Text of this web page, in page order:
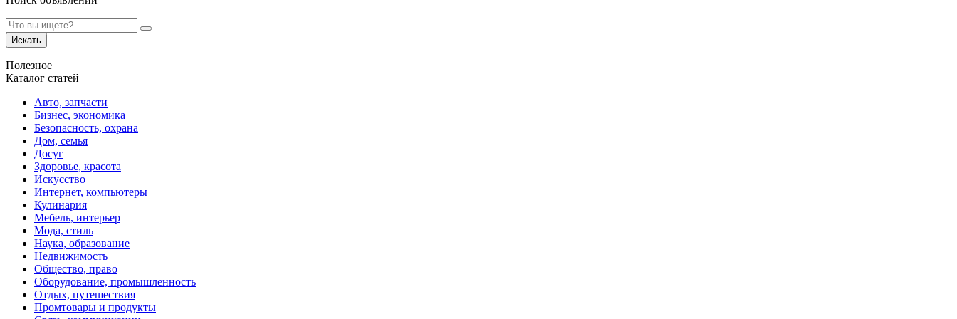
Искать
Полезное
Каталог статей
Авто, запчасти
Бизнес, экономика
Безопасность, охрана
Дом, семья
Досуг
Здоровье, красота
Искусство
Интернет, компьютеры
Кулинария
Мебель, интерьер
Мода, стиль
Наука, образование
Недвижимость
Общество, право
Оборудование, промышленность
Отдых, путешествия
Промтовары и продукты